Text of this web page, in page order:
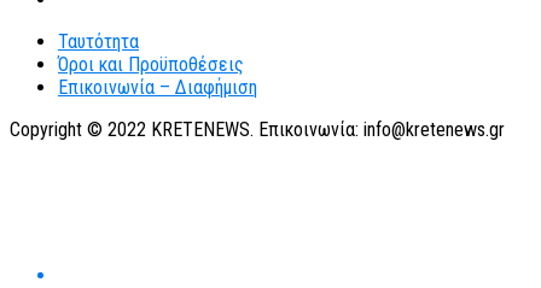
Ταυτότητα
Όροι και Προϋποθέσεις
Επικοινωνία – Διαφήμιση
Copyright © 2022 KRETENEWS. Επικοινωνία: info@kretenews.gr